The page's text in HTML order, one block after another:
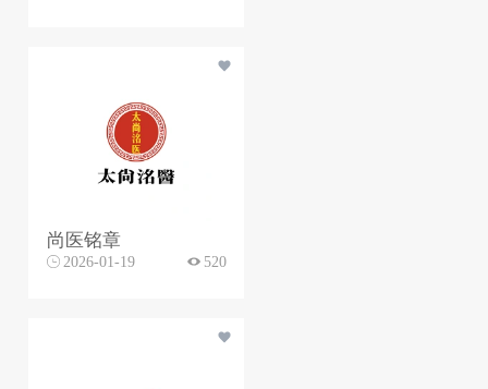
尚医铭章
2026-01-19 520